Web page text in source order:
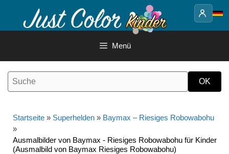
Inhalt
Menü
Startseite » Superhelden » Baymax – Riesiges Robowabohu
»
Ausmalbilder von Baymax - Riesiges Robowabohu für Kinder
(Ausmalbild von Baymax Riesiges Robowabohu)